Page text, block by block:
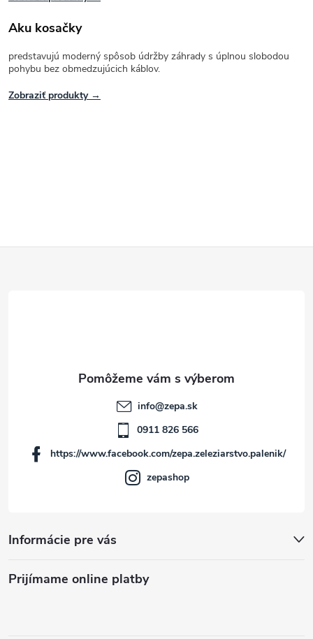
Aku kosačky
predstavujú moderný spôsob údržby záhrady s úplnou slobodou
pohybu bez obmedzujúcich káblov.
Zobraziť produkty →
Informácie pre vás
info@zepa.sk
0911 826 566
https://www.facebook.com/zepa.zeleziarstvo.palenik/
zepashop
Prijímame online platby